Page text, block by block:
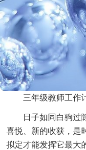
三年级教师工作
日子如同白驹过
喜悦、新的收获，是
拟定才能发挥它最大